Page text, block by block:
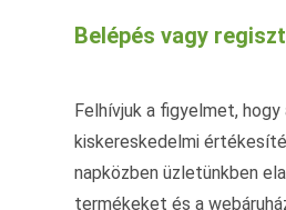
Belépés vagy
Felhívjuk a figyelmet, hogy
kiskereskedelmi
napközben üzletünkben
termékeket és a